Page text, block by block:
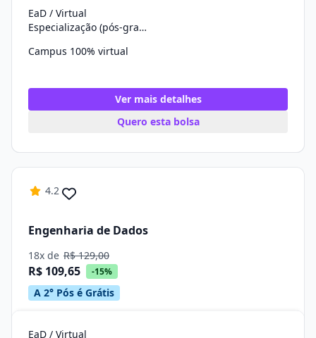
EaD / Virtual
Especialização (pós-graduação)
Campus 100% virtual
Ver mais detalhes
Quero esta bolsa
4.2
Engenharia de Dados
18x de R$ 129,00
R$ 109,65 -15%
A 2° Pós é Grátis
EaD / Virtual